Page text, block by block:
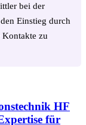
bei der
Einstieg durch
Kontakte zu
HF
für